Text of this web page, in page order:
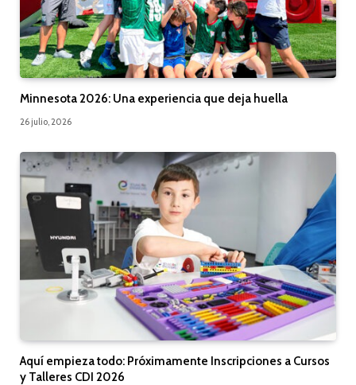
Minnesota 2026: Una experiencia que deja huella
26 julio, 2026
Aquí empieza todo: Próximamente Inscripciones a Cursos
y Talleres CDI 2026